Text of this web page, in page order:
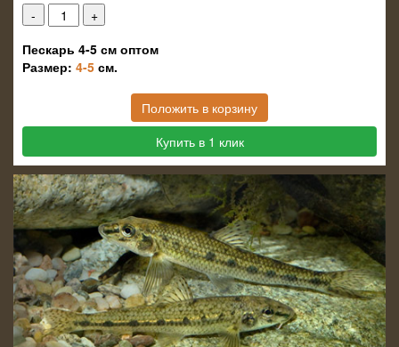
Пескарь 4-5 см оптом
Размер: 4-5 см.
Положить в корзину
Купить в 1 клик